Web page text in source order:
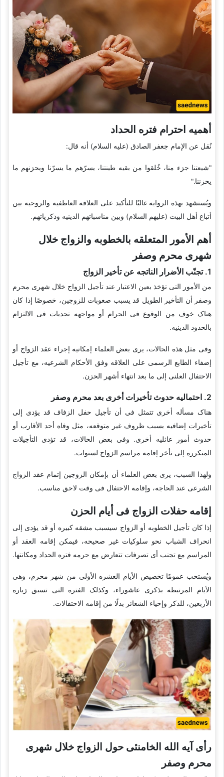
أهمیه احترام فتره الحداد
نُقل عن الإمام جعفر الصادق (علیه السلام) أنه قال:
"شیعتنا جزء منا، خُلقوا من بقیه طینتنا، یسرّهم ما یسرّنا ویحزنهم ما
یحزننا."
ویُستشهد بهذه الروایه غالبًا للتأکید على العلاقه العاطفیه والروحیه بین
أتباع أهل البیت (علیهم السلام) وبین مناسباتهم الدینیه وذکریاتهم.
أهم الأمور المتعلقه بالخطوبه والزواج خلال
شهری محرم وصفر
1. تجنّب الأضرار الناتجه عن تأخیر الزواج
من الأمور التی تؤخذ بعین الاعتبار عند تأجیل الزواج خلال شهری محرم
وصفر أن التأخیر الطویل قد یسبب صعوبات للزوجین، خصوصًا إذا کان
هناک خوف من الوقوع فی الحرام أو مواجهه تحدیات فی الالتزام
بالحدود الدینیه.
وفی مثل هذه الحالات، یرى بعض العلماء إمکانیه إجراء عقد الزواج أو
إضفاء الطابع الرسمی على العلاقه وفق الأحکام الشرعیه، مع تأجیل
الاحتفال العلنی إلى ما بعد انتهاء أشهر الحزن.
2. احتمالیه حدوث تأخیرات أخرى بعد محرم وصفر
هناک مسأله أخرى تتمثل فی أن تأجیل حفل الزفاف قد یؤدی إلى
تأخیرات إضافیه بسبب ظروف غیر متوقعه، مثل وفاه أحد الأقارب أو
حدوث أمور عائلیه أخرى. وفی بعض الحالات، قد تؤدی التأجیلات
المتکرره إلى تأخر إقامه مراسم الزواج لسنوات.
ولهذا السبب، یرى بعض العلماء أن بإمکان الزوجین إتمام عقد الزواج
الشرعی عند الحاجه، وإقامه الاحتفال فی وقت لاحق مناسب.
إقامه حفلات الزواج فی أیام الحزن
إذا کان تأجیل الخطوبه أو الزواج سیسبب مشقه کبیره أو قد یؤدی إلى
انحراف الشباب نحو سلوکیات غیر صحیحه، فیمکن إقامه العقد أو
المراسم مع تجنب أی تصرفات تتعارض مع حرمه فتره الحداد ومکانتها.
ویُستحب عمومًا تخصیص الأیام العشره الأولى من شهر محرم، وهی
الأیام المرتبطه بذکرى عاشوراء، وکذلک الفتره التی تسبق زیاره
الأربعین، للذکر وإحیاء الشعائر بدلًا من إقامه الاحتفالات.
رأی آیه الله الخامنئی حول الزواج خلال شهری
محرم وصفر